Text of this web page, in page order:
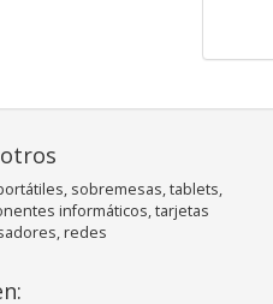
sobremesas, tablets,
informáticos, tarjetas
redes